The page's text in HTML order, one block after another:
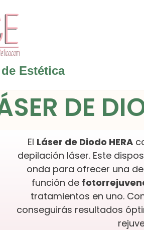
Estética
DE
El Láser de Diodo HERA
depilación láser. Este
onda para ofrecer una
función de
tratamientos en uno.
conseguirás resultados